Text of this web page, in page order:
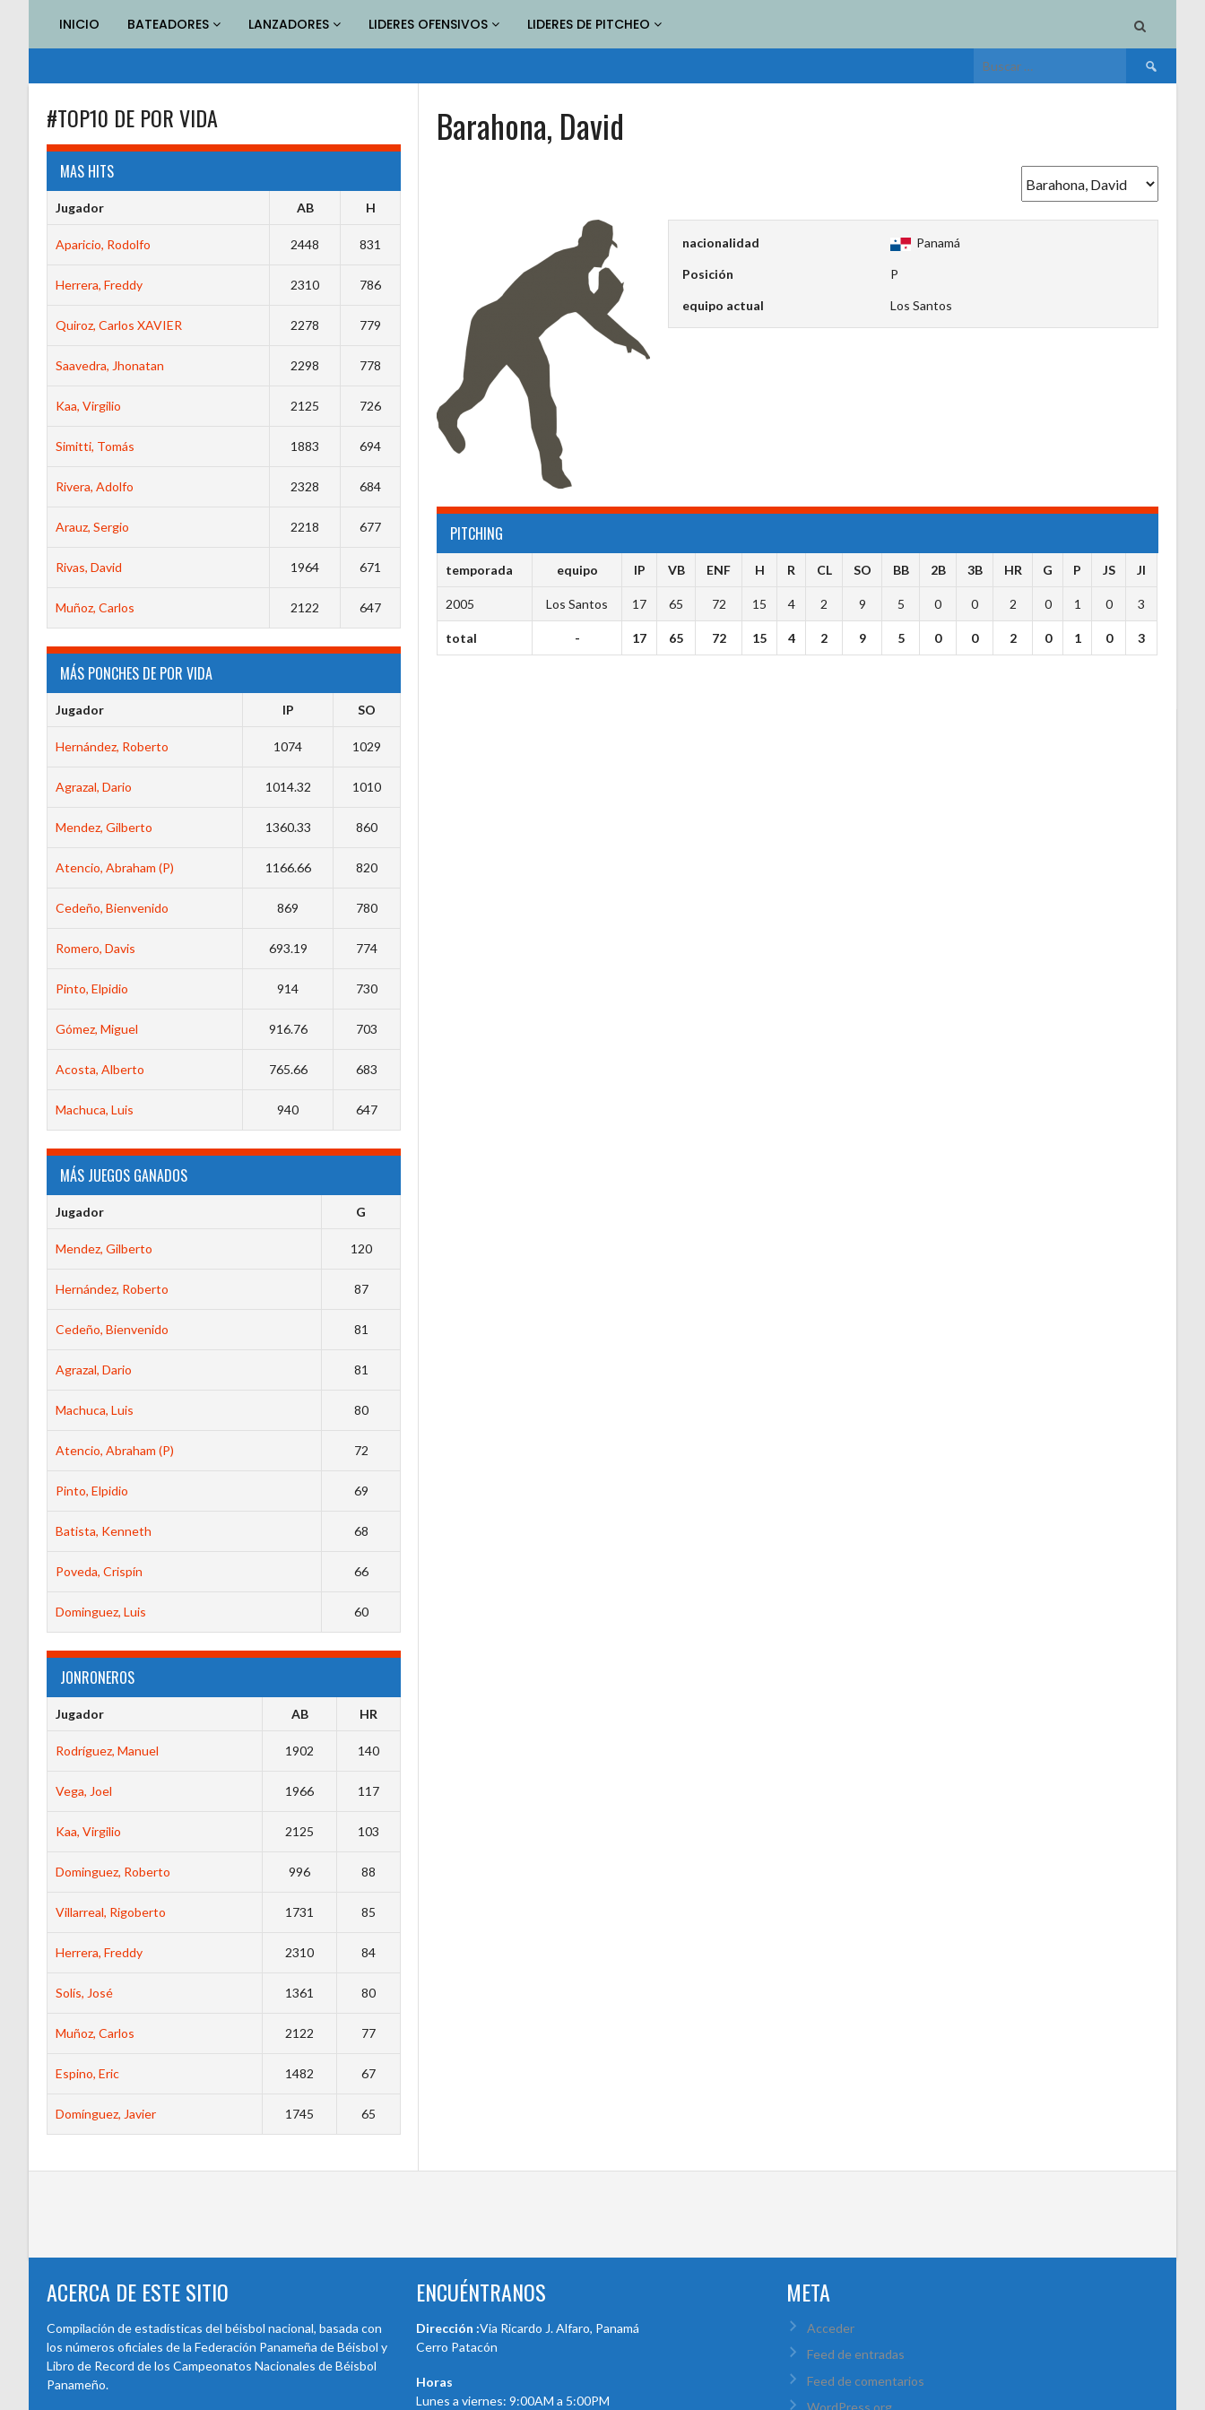
contenido
INICIO BATEADORES LANZADORES LIDERES OFENSIVOS LIDERES DE PITCHEO
Buscar:
Barahona, David
nacionalidad Panamá
Posición P
equipo actual Los Santos
PITCHING
temporada equipo IP VB ENF H R CL SO BB 2B 3B HR G P JS JI
2005 Los Santos 17 65 72 15 4 2 9 5 0 0 2 0 1 0 3
total - 17 65 72 15 4 2 9 5 0 0 2 0 1 0 3
#TOP10 DE POR VIDA
MAS HITS
Jugador AB H
Aparicio, Rodolfo 2448 831
Herrera, Freddy 2310 786
Quiroz, Carlos XAVIER 2278 779
Saavedra, Jhonatan 2298 778
Kaa, Virgilio 2125 726
Simitti, Tomás 1883 694
Rivera, Adolfo 2328 684
Arauz, Sergio 2218 677
Rivas, David 1964 671
Muñoz, Carlos 2122 647
MÁS PONCHES DE POR VIDA
Jugador IP SO
Hernández, Roberto 1074 1029
Agrazal, Dario 1014.32 1010
Mendez, Gilberto 1360.33 860
Atencio, Abraham (P) 1166.66 820
Cedeño, Bienvenido 869 780
Romero, Davis 693.19 774
Pinto, Elpidio 914 730
Gómez, Miguel 916.76 703
Acosta, Alberto 765.66 683
Machuca, Luis 940 647
MÁS JUEGOS GANADOS
Jugador G
Mendez, Gilberto 120
Hernández, Roberto 87
Cedeño, Bienvenido 81
Agrazal, Dario 81
Machuca, Luis 80
Atencio, Abraham (P) 72
Pinto, Elpidio 69
Batista, Kenneth 68
Poveda, Crispín 66
Dominguez, Luis 60
JONRONEROS
Jugador AB HR
Rodríguez, Manuel 1902 140
Vega, Joel 1966 117
Kaa, Virgilio 2125 103
Dominguez, Roberto 996 88
Villarreal, Rigoberto 1731 85
Herrera, Freddy 2310 84
Solís, José 1361 80
Muñoz, Carlos 2122 77
Espino, Eric 1482 67
Domínguez, Javier 1745 65
ACERCA DE ESTE SITIO
Compilación de estadísticas del béisbol nacional, basada con
los números oficiales de la Federación Panameña de Béisbol y
Libro de Record de los Campeonatos Nacionales de Béisbol
Panameño.
ENCUÉNTRANOS
Dirección :Via Ricardo J. Alfaro, Panamá
Cerro Patacón
Horas
Lunes a viernes: 9:00AM a 5:00PM
META
Acceder
Feed de entradas
Feed de comentarios